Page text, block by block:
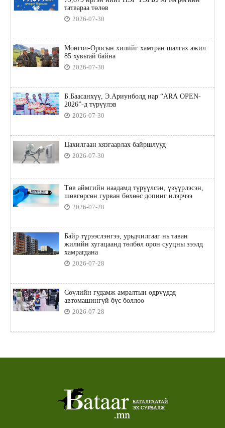
татвараа төлөв
2026-07-30
Монгол-Оросын хилийг хамтран шалгах ажил
85 хувьтай байна
2026-07-30
Б.Баасанхүү, Э.Ариунболд нар “ARA OPEN-
2026”-д түрүүлэв
2026-07-30
Цахилгаан хязгаарлах байршлууд
2026-07-30
Төв аймгийн наадамд түрүүлсэн, үзүүрлэсэн,
шөвгөрсөн гурван бөхөөс допинг илэрчээ
2026-07-28
Байр түрээслэнгээ, урьдчилгааг нь таван
жилийн хугацаанд төлбөл орон сууцны зээлд
хамрагдана
2026-07-28
Сөүлийн гудамж амралтын өдрүүдэд
автомашингүй бүс боллоо
2026-07-28